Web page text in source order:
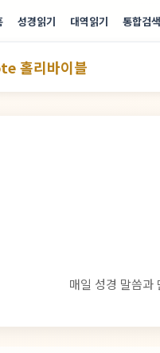
성경읽기 대역읽기 통합검색
홀리바이블
매일 성경 말씀과